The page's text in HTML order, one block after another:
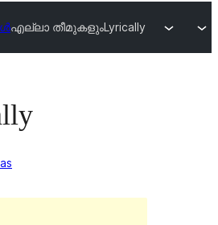
എല്ലാ തീമുകളുംLyrically